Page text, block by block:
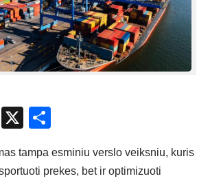
WhatsApp
X
tampa esminiu verslo veiksniu, kuris
prekes, bet ir optimizuoti